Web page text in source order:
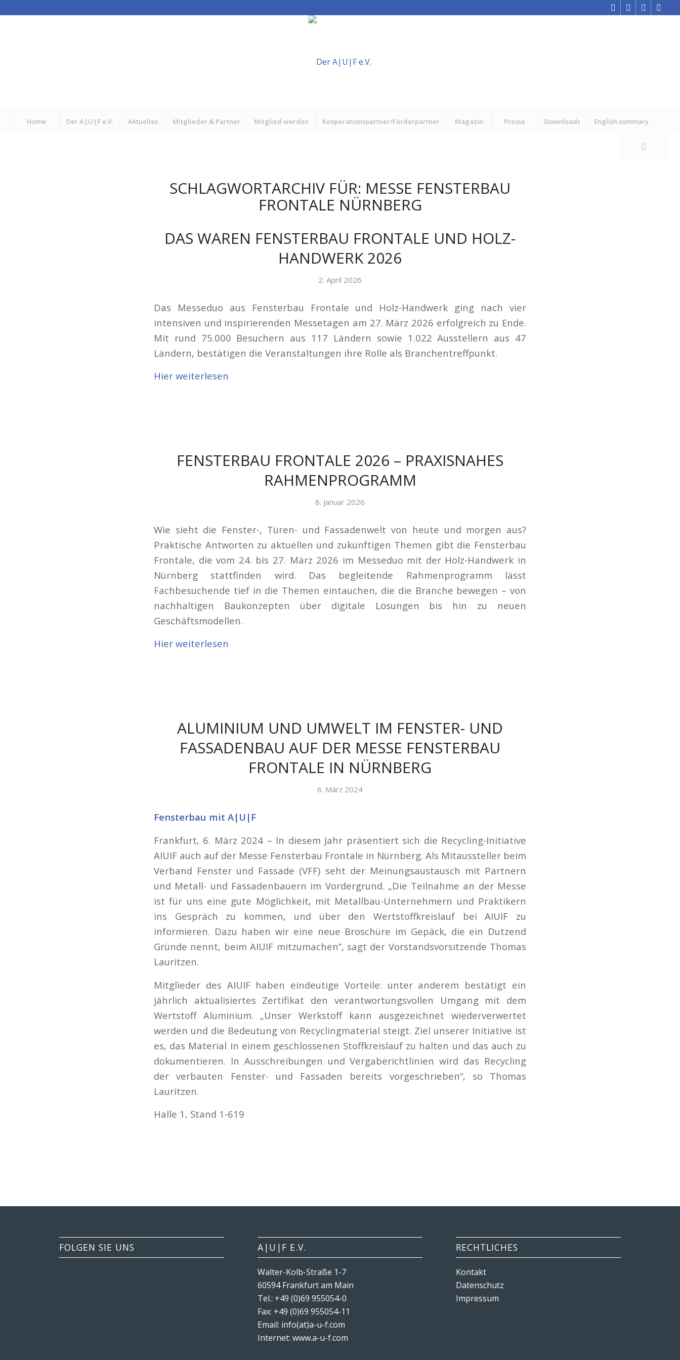
Home Der A|U|F e.V. Aktuelles Mitglieder & Partner Mitglied werden Kooperationspartner/Förderpartner Magazin Presse Downloads English summary
SCHLAGWORTARCHIV FÜR: MESSE FENSTERBAU
FRONTALE NÜRNBERG
DAS WAREN FENSTERBAU FRONTALE UND HOLZ-
HANDWERK 2026
2. April 2026
Das Messeduo aus Fensterbau Frontale und Holz-Handwerk ging nach vier
intensiven und inspirierenden Messetagen am 27. März 2026 erfolgreich zu Ende.
Mit rund 75.000 Besuchern aus 117 Ländern sowie 1.022 Ausstellern aus 47
Ländern, bestätigen die Veranstaltungen ihre Rolle als Branchentreffpunkt.
Hier weiterlesen
FENSTERBAU FRONTALE 2026 – PRAXISNAHES
RAHMENPROGRAMM
8. Januar 2026
Wie sieht die Fenster-, Türen- und Fassadenwelt von heute und morgen aus?
Praktische Antworten zu aktuellen und zukünftigen Themen gibt die Fensterbau
Frontale, die vom 24. bis 27. März 2026 im Messeduo mit der Holz-Handwerk in
Nürnberg stattfinden wird. Das begleitende Rahmenprogramm lässt
Fachbesuchende tief in die Themen eintauchen, die die Branche bewegen – von
nachhaltigen Baukonzepten über digitale Lösungen bis hin zu neuen
Geschäftsmodellen.
Hier weiterlesen
ALUMINIUM UND UMWELT IM FENSTER- UND
FASSADENBAU AUF DER MESSE FENSTERBAU
FRONTALE IN NÜRNBERG
6. März 2024
Fensterbau mit A|U|F
Frankfurt, 6. März 2024 – In diesem Jahr präsentiert sich die Recycling-Initiative
AIUIF auch auf der Messe Fensterbau Frontale in Nürnberg. Als Mitaussteller beim
Verband Fenster und Fassade (VFF) seht der Meinungsaustausch mit Partnern
und Metall- und Fassadenbauern im Vordergrund. „Die Teilnahme an der Messe
ist für uns eine gute Möglichkeit, mit Metallbau-Unternehmern und Praktikern
ins Gespräch zu kommen, und über den Wertstoffkreislauf bei AIUIF zu
informieren. Dazu haben wir eine neue Broschüre im Gepäck, die ein Dutzend
Gründe nennt, beim AIUIF mitzumachen“, sagt der Vorstandsvorsitzende Thomas
Lauritzen.
Mitglieder des AIUIF haben eindeutige Vorteile: unter anderem bestätigt ein
jährlich aktualisiertes Zertifikat den verantwortungsvollen Umgang mit dem
Wertstoff Aluminium. „Unser Werkstoff kann ausgezeichnet wiederverwertet
werden und die Bedeutung von Recyclingmaterial steigt. Ziel unserer Initiative ist
es, das Material in einem geschlossenen Stoffkreislauf zu halten und das auch zu
dokumentieren. In Ausschreibungen und Vergaberichtlinien wird das Recycling
der verbauten Fenster- und Fassaden bereits vorgeschrieben“, so Thomas
Lauritzen.
Halle 1, Stand 1-619
FOLGEN SIE UNS A|U|F E.V.
Walter-Kolb-Straße 1-7
60594 Frankfurt am Main
Tel.: +49 (0)69 955054-0
Fax: +49 (0)69 955054-11
Email: info(at)a-u-f.com
Internet:www.a-u-f.com
RECHTLICHES
Kontakt
Datenschutz
Impressum